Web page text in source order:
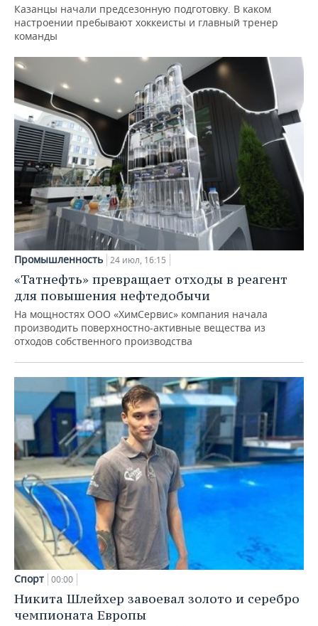
Казанцы начали предсезонную подготовку. В каком
настроении пребывают хоккеисты и главный тренер
команды
Промышленность 24 июл, 16:15
«Татнефть» превращает отходы в реагент
для повышения нефтедобычи
На мощностях ООО «ХимСервис» компания начала
производить поверхностно-активные вещества из
отходов собственного производства
Спорт 00:00
Никита Шлейхер завоевал золото и серебро
чемпионата Европы